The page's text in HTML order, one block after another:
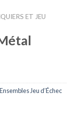
ET JEU
Ensembles Jeu d’Échec